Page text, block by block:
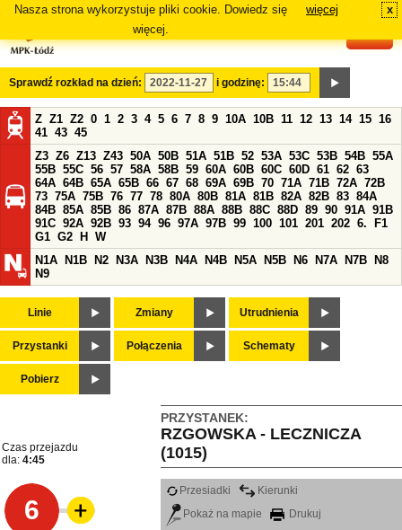
Nasza strona wykorzystuje pliki cookie. Dowiedz się
więcej.
więcej x
Sprawdź rozkład na dzień: i godzinę:
Z Z1 Z2 0 1 2 3 4 5 6 7 8 9 10A 10B 11 12 13 14 15 16
41 43 45
Z3 Z6 Z13 Z43 50A 50B 51A 51B 52 53A 53C 53B 54B 55A
55B 55C 56 57 58A 58B 59 60A 60B 60C 60D 61 62 63
64A 64B 65A 65B 66 67 68 69A 69B 70 71A 71B 72A 72B
73 75A 75B 76 77 78 80A 80B 81A 81B 82A 82B 83 84A
84B 85A 85B 86 87A 87B 88A 88B 88C 88D 89 90 91A 91B
91C 92A 92B 93 94 96 97A 97B 99 100 101 201 202 6.
F1
G1 G2 H
W
N1A
N1B N2 N3A N3B N4A N4B N5A N5B N6 N7A N7B
N8
N9
Linie Zmiany Utrudnienia
Przystanki Połączenia Schematy
Pobierz
PRZYSTANEK:
RZGOWSKA - LECZNICZA
(1015)
Czas przejazdu
dla: 4:45
6
Przesiadki
Kierunki
Pokaż na mapie
Drukuj